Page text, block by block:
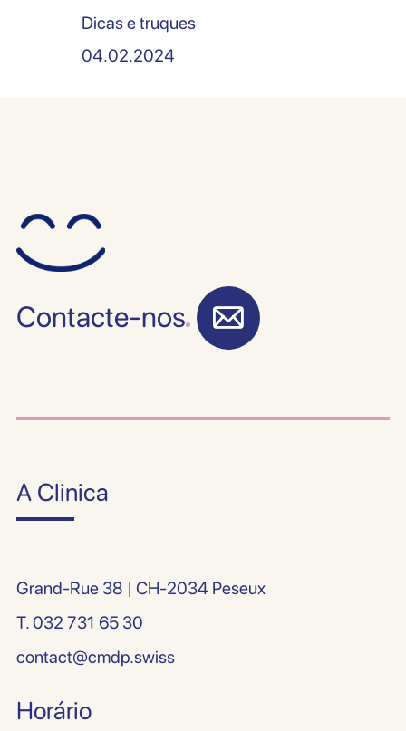
Dicas e truques
04.02.2024
Contacte-nos
A Clinica
Grand-Rue 38 | CH-2034 Peseux
T.032 731 65 30
contact@cmdp.swiss
Horário